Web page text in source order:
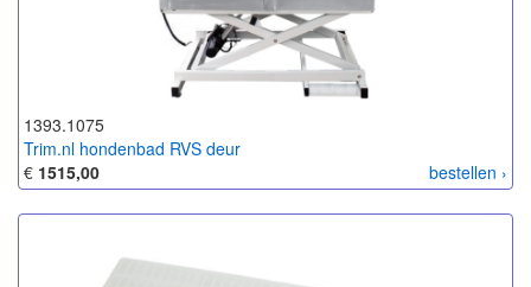
1393.1075
Trim.nl hondenbad RVS deur
bestellen ›
€ 1515,00